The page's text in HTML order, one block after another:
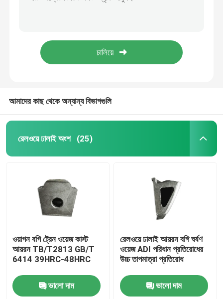
রেলওয়ে ফরজিং যন্ত্রাংশ
রেলওয়ে ব্রেকিং সিস্টেম
রেলওয়ে হুইল এবং এক্সেল
ট্রেন কাপলার
ট্রেন গ্যাংওয়ে
রেলওয়ে ট্র্যাকশন সিস্টেম
আমাদের কাছ থেকে অন্যান্য বিভাগগুলি
রেলওয়ে ঢালাই অংশ (25)
ওয়াগন বগি ট্রেন ওয়েজ কাস্ট
আয়রন TB/T2813 GB/T
6414 39HRC-48HRC
ভালো দাম
রেলওয়ে ঢালাই আয়রন বগি ঘর্ষণ
ওয়েজ ADI পরিধান প্রতিরোধের
উচ্চ তাপমাত্রা প্রতিরোধ
ভালো দাম